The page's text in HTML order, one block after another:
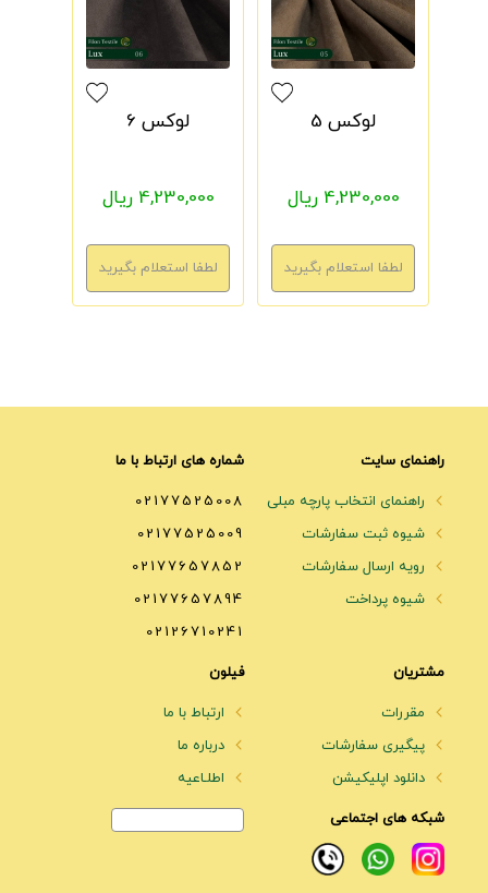
لوکس 5
4,230,000 ریال
لوکس 6
4,230,000 ریال
راهنمای سایت
راهنمای انتخاب پارچه مبلی
شیوه ثبت سفارشات
رویه ارسال سفارشات
شیوه پرداخت
شماره های ارتباط با ما
02177525008
02177525009
02177657852
02177657894
02126710241
مشتریان
مقررات
پیگیری سفارشات
دانلود اپلیکیشن
فیلون
ارتباط با ما
درباره ما
اطلـاعیه
شبکه های اجتماعی